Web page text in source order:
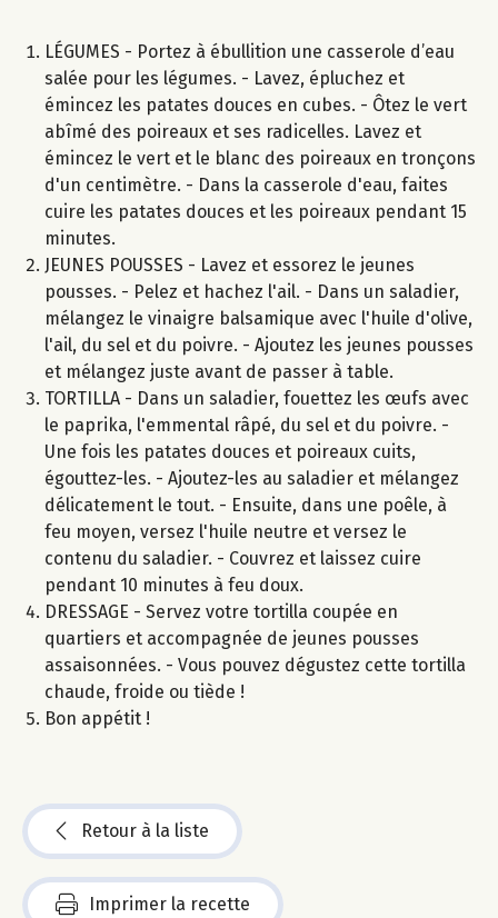
LÉGUMES - Portez à ébullition une casserole d’eau
salée pour les légumes. - Lavez, épluchez et
émincez les patates douces en cubes. - Ôtez le vert
abîmé des poireaux et ses radicelles. Lavez et
émincez le vert et le blanc des poireaux en tronçons
d'un centimètre. - Dans la casserole d'eau, faites
cuire les patates douces et les poireaux pendant 15
minutes.
JEUNES POUSSES - Lavez et essorez le jeunes
pousses. - Pelez et hachez l'ail. - Dans un saladier,
mélangez le vinaigre balsamique avec l'huile d'olive,
l'ail, du sel et du poivre. - Ajoutez les jeunes pousses
et mélangez juste avant de passer à table.
TORTILLA - Dans un saladier, fouettez les œufs avec
le paprika, l'emmental râpé, du sel et du poivre. -
Une fois les patates douces et poireaux cuits,
égouttez-les. - Ajoutez-les au saladier et mélangez
délicatement le tout. - Ensuite, dans une poêle, à
feu moyen, versez l'huile neutre et versez le
contenu du saladier. - Couvrez et laissez cuire
pendant 10 minutes à feu doux.
DRESSAGE - Servez votre tortilla coupée en
quartiers et accompagnée de jeunes pousses
assaisonnées. - Vous pouvez dégustez cette tortilla
chaude, froide ou tiède !
Bon appétit !
Retour à la liste
Imprimer la recette